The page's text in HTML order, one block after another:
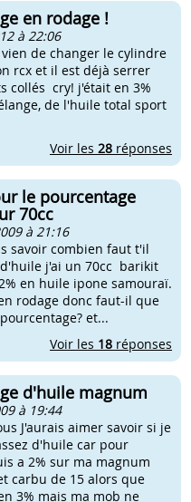
en rodage !
à 22:06
de changer le cylindre
rcx et il est déjà serrer
collés cry! j'était en 3%
de l'huile total sport
Voir les 28 réponses
le pourcentage
70cc
à 21:16
savoir combien faut t'il
j'ai un 70cc barikit
en huile ipone samouraï.
rodage donc faut-il que
et...
Voir les 18 réponses
d'huile magnum
à 19:44
J'aurais aimer savoir si je
d'huile car pour
a 2% sur ma magnum
carbu de 15 alors que
3% mais ma mob ne